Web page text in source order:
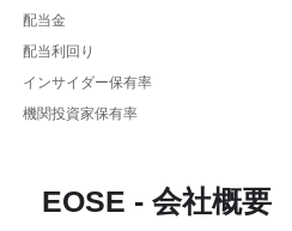
配当金
配当利回り
インサイダー保有率
機関投資家保有率
EOSE - 会社概要